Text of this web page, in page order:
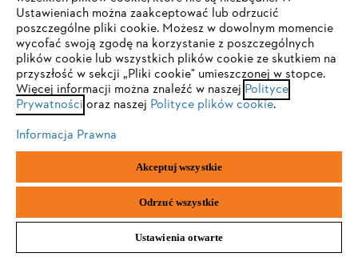
Materiały eksploatacyjne
Korzystasz z przeglądarki, której jeszcze nie obsługujemy. W
celu optymalnego korzystania z naszej strony zalecamy
przejście do jednej z następujących przeglądarek:
Firefox Chrome
Ustawieniach można zaakceptować lub odrzucić
poszczególne pliki cookie. Możesz w dowolnym momencie
wycofać swoją zgodę na korzystanie z poszczególnych
plików cookie lub wszystkich plików cookie ze skutkiem na
przyszłość w sekcji „Pliki cookie" umieszczonej w stopce.
Więcej informacji można znaleźć w naszej Polityce
Prywatności oraz naszej Polityce plików cookie.
Informacja Prawna
Akceptuj wszystkie
Odrzuć wszystkie
Ustawienia otwarte